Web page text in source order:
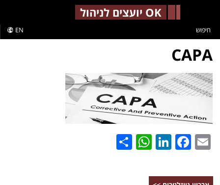
OK יועצים לניהול
EN חיפוש
CAPA
Email
Facebook
LinkedIn
WhatsApp